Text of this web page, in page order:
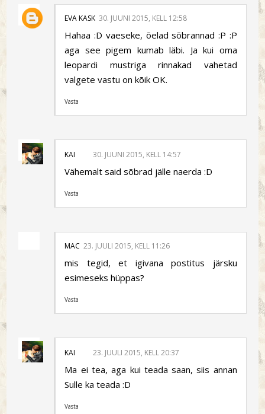
EVA KASK 30. JUUNI 2015, KELL 12:58
Hahaa :D vaeseke, õelad sõbrannad :P :P
aga see pigem kumab läbi. Ja kui oma
leopardi mustriga rinnakad vahetad
valgete vastu on kõik OK.
Vasta
KAI 30. JUUNI 2015, KELL 14:57
Vähemalt said sõbrad jälle naerda :D
Vasta
MAC 23. JUULI 2015, KELL 11:26
mis tegid, et igivana postitus järsku
esimeseks hüppas?
Vasta
KAI 23. JUULI 2015, KELL 20:37
Ma ei tea, aga kui teada saan, siis annan
Sulle ka teada :D
Vasta